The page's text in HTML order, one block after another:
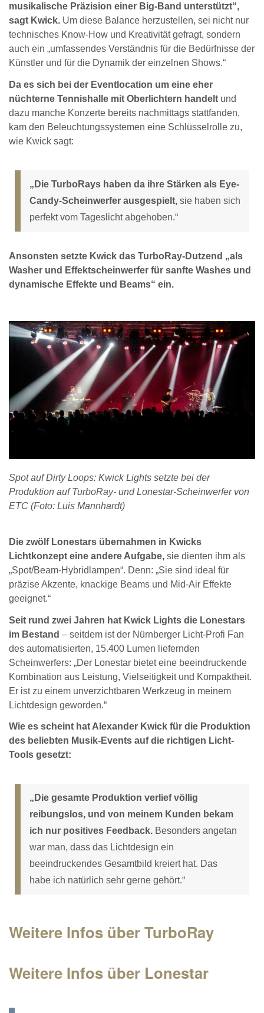
musikalische Präzision einer Big-Band unterstützt“,
sagt Kwick. Um diese Balance herzustellen, sei nicht nur
technisches Know-How und Kreativität gefragt, sondern
auch ein „umfassendes Verständnis für die Bedürfnisse der
Künstler und für die Dynamik der einzelnen Shows.“
Da es sich bei der Eventlocation um eine eher
nüchterne Tennishalle mit Oberlichtern handelt und
dazu manche Konzerte bereits nachmittags stattfanden,
kam den Beleuchtungssystemen eine Schlüsselrolle zu,
wie Kwick sagt:
„Die TurboRays haben da ihre Stärken als Eye-
Candy-Scheinwerfer ausgespielt, sie haben sich
perfekt vom Tageslicht abgehoben.“
Ansonsten setzte Kwick das TurboRay-Dutzend „als
Washer und Effektscheinwerfer für sanfte Washes und
dynamische Effekte und Beams“ ein.
Spot auf Dirty Loops: Kwick Lights setzte bei der
Produktion auf TurboRay- und Lonestar-Scheinwerfer von
ETC (Foto: Luis Mannhardt)
Die zwölf Lonestars übernahmen in Kwicks
Lichtkonzept eine andere Aufgabe, sie dienten ihm als
„Spot/Beam-Hybridlampen“. Denn: „Sie sind ideal für
präzise Akzente, knackige Beams und Mid-Air Effekte
geeignet.“
Seit rund zwei Jahren hat Kwick Lights die Lonestars
im Bestand – seitdem ist der Nürnberger Licht-Profi Fan
des automatisierten, 15.400 Lumen liefernden
Scheinwerfers: „Der Lonestar bietet eine beeindruckende
Kombination aus Leistung, Vielseitigkeit und Kompaktheit.
Er ist zu einem unverzichtbaren Werkzeug in meinem
Lichtdesign geworden.“
Wie es scheint hat Alexander Kwick für die Produktion
des beliebten Musik-Events auf die richtigen Licht-
Tools gesetzt:
„Die gesamte Produktion verlief völlig
reibungslos, und von meinem Kunden bekam
ich nur positives Feedback. Besonders angetan
war man, dass das Lichtdesign ein
beeindruckendes Gesamtbild kreiert hat. Das
habe ich natürlich sehr gerne gehört.“
Weitere Infos über TurboRay
Weitere Infos über Lonestar